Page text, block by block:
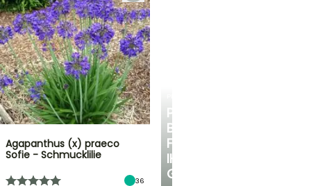
PERSÖNLICHE
BERATUNG
FÜR
IHREN
GARTEN
Agapanthus (x) praeco
Sofie - Schmucklilie
36